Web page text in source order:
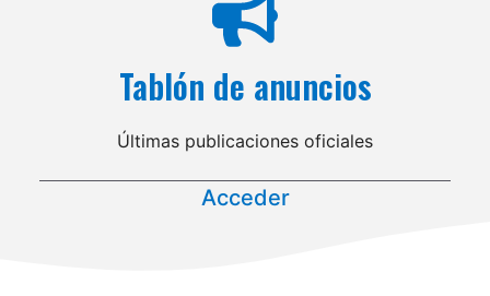
Tablón de anuncios
Últimas publicaciones oficiales
Acceder